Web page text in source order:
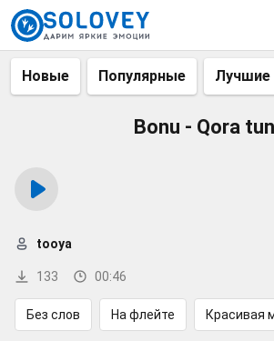
Новые Популярные Лучшие
Bonu - Qora tun
133 00:46
tooya
Без слов На флейте Красивая